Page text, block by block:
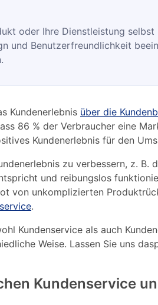
oder Ihre Dienstleistung
und Benutzerfreundlichkeit
Kundenerlebnis über die
86 % der Verbraucher eine
Kundenerlebnis für den
zu verbessern, z. B.
und reibungslos
von unkomplizierten
.
Kundenservice als auch
Weise. Lassen Sie uns
Kundenservice